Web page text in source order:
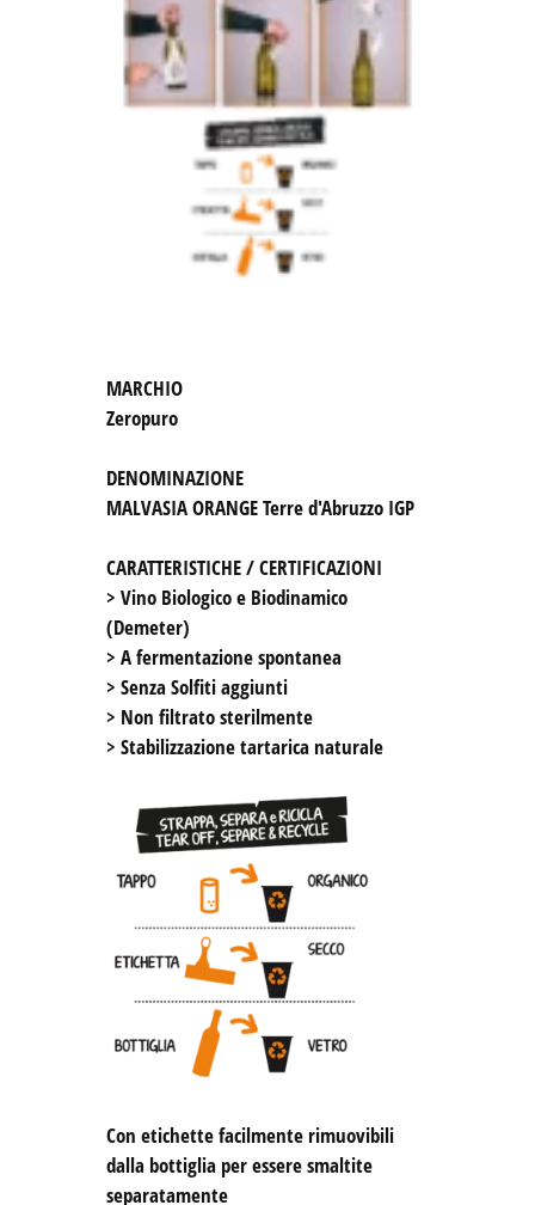
DENOMINAZIONE
MALVASIA ORANGE Terre d'Abruzzo IGP
CARATTERISTICHE / CERTIFICAZIONI
> Vino Biologico e Biodinamico
(Demeter)
> A fermentazione spontanea
> Senza Solfiti aggiunti
> Non filtrato sterilmente
> Stabilizzazione tartarica naturale
Con etichette facilmente rimuovibili
dalla bottiglia per essere smaltite
separatamente